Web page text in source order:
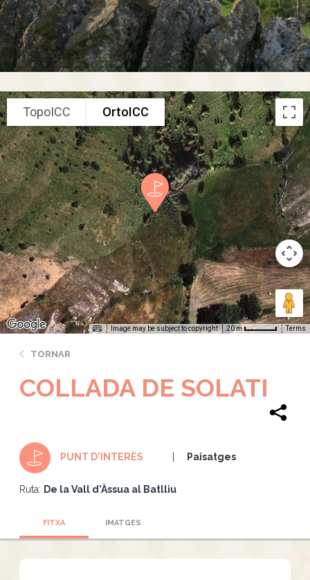
TopoICC OrtoICC
Image may be subject to copyright 20 m Terms
TORNAR
COLLADA DE SOLATI
PUNT D'INTERÈS Paisatges
Ruta: De la Vall d'Àssua al Batlliu
FITXA IMATGES